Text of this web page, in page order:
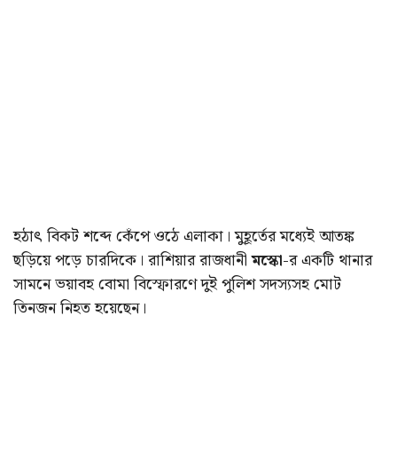
হঠাৎ বিকট শব্দে কেঁপে ওঠে এলাকা। মুহূর্তের মধ্যেই আতঙ্ক
ছড়িয়ে পড়ে চারদিকে। রাশিয়ার রাজধানীমস্কো-র একটি থানার
সামনে ভয়াবহ বোমা বিস্ফোরণে দুই পুলিশ সদস্যসহ মোট
তিনজন নিহত হয়েছেন।